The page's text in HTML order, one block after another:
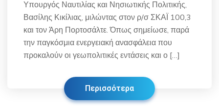
Υπουργός Ναυτιλίας και Νησιωτικής Πολιτικής,
Βασίλης Κικίλιας, μιλώντας στον ρ/σ ΣΚΑΪ 100,3
και τον Άρη Πορτοσάλτε. Όπως σημείωσε, παρά
την παγκόσμια ενεργειακή ανασφάλεια που
προκαλούν οι γεωπολιτικές εντάσεις και ο […]
Περισσότερα